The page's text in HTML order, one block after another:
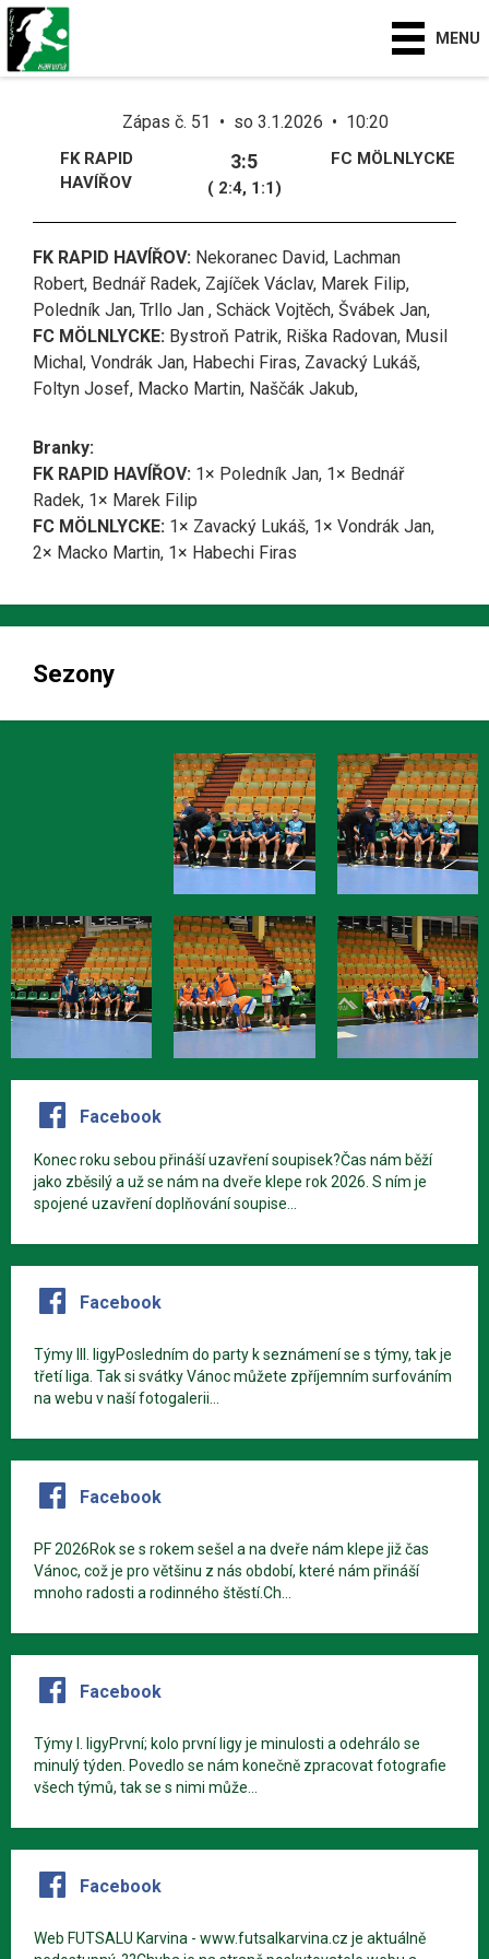
MENU
Zápas č. 51 • so 3.1.2026 • 10:20
FK RAPID
HAVÍŘOV
3:5
( 2:4, 1:1)
FC MÖLNLYCKE
FK RAPID HAVÍŘOV: Nekoranec David, Lachman
Robert, Bednář Radek, Zajíček Václav, Marek Filip,
Poledník Jan, Trllo Jan , Schäck Vojtěch, Švábek Jan,
FC MÖLNLYCKE: Bystroň Patrik, Riška Radovan, Musil
Michal, Vondrák Jan, Habechi Firas, Zavacký Lukáš,
Foltyn Josef, Macko Martin, Naščák Jakub,
Branky:
FK RAPID HAVÍŘOV: 1× Poledník Jan, 1× Bednář
Radek, 1× Marek Filip
FC MÖLNLYCKE: 1× Zavacký Lukáš, 1× Vondrák Jan,
2× Macko Martin, 1× Habechi Firas
Sezony
Facebook
Konec roku sebou přináší uzavření soupisek?Čas nám běží
jako zběsilý a už se nám na dveře klepe rok 2026. S ním je
spojené uzavření doplňování soupise...
Facebook
Týmy III. ligyPosledním do party k seznámení se s týmy, tak je
třetí liga. Tak si svátky Vánoc můžete zpříjemním surfováním
na webu v naší fotogalerii...
Facebook
PF 2026Rok se s rokem sešel a na dveře nám klepe již čas
Vánoc, což je pro většinu z nás období, které nám přináší
mnoho radosti a rodinného štěstí.Ch...
Facebook
Týmy I. ligyPrvní; kolo první ligy je minulosti a odehrálo se
minulý týden. Povedlo se nám konečně zpracovat fotografie
všech týmů, tak se s nimi může...
Facebook
Web FUTSALU Karvina - www.futsalkarvina.cz je aktuálně